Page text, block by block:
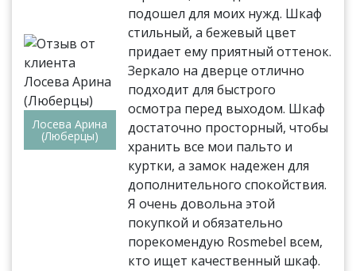
Лосева Арина
(Люберцы)
подошел для моих нужд. Шкаф
стильный, а бежевый цвет
придает ему приятный оттенок.
Зеркало на дверце отлично
подходит для быстрого
осмотра перед выходом. Шкаф
достаточно просторный, чтобы
хранить все мои пальто и
куртки, а замок надежен для
дополнительного спокойствия.
Я очень довольна этой
покупкой и обязательно
порекомендую Rosmebel всем,
кто ищет качественный шкаф.